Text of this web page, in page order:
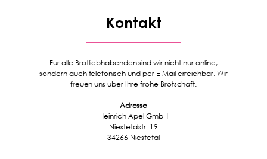
Kontakt
Für alle Brotliebhabenden sind wir nicht nur online,
sondern auch telefonisch und per E-Mail erreichbar. Wir
freuen uns über Ihre frohe Brotschaft.
Adresse
Heinrich Apel GmbH
Niestetalstr. 19
34266 Niestetal